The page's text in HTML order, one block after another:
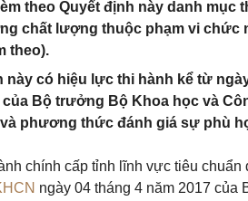
theo Quyết định này danh
chất lượng thuộc phạm vi chức
theo).
này có hiệu lực thi hành kể từ
của Bộ trưởng Bộ Khoa học và
phương thức đánh giá sự phù
chính cấp tỉnh lĩnh vực tiêu
ngày 04 tháng 4 năm 2017 của